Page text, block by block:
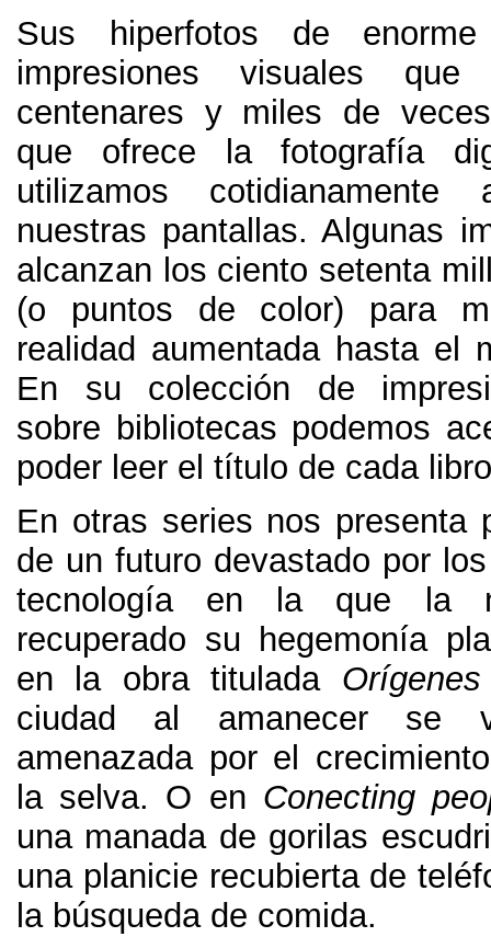
Sus hiperfotos de
impresiones visuales
centenares y miles de
que ofrece la fotografía
utilizamos
nuestras pantallas.Algunas
alcanzan los ciento setenta
(o puntos de color) para
realidad aumentada hasta el
En su colección de
sobre bibliotecas podemos
poder leer el título de cada libro
En otras series nos presenta
de un futuro devastado por
tecnología en la que la
recuperado su hegemonía
en la obra titulada Orígenes
ciudad al amanecer se
amenazada por el
la selva. O en Conecting
una manada de gorilas
una planicie recubierta de
la búsqueda de comida.